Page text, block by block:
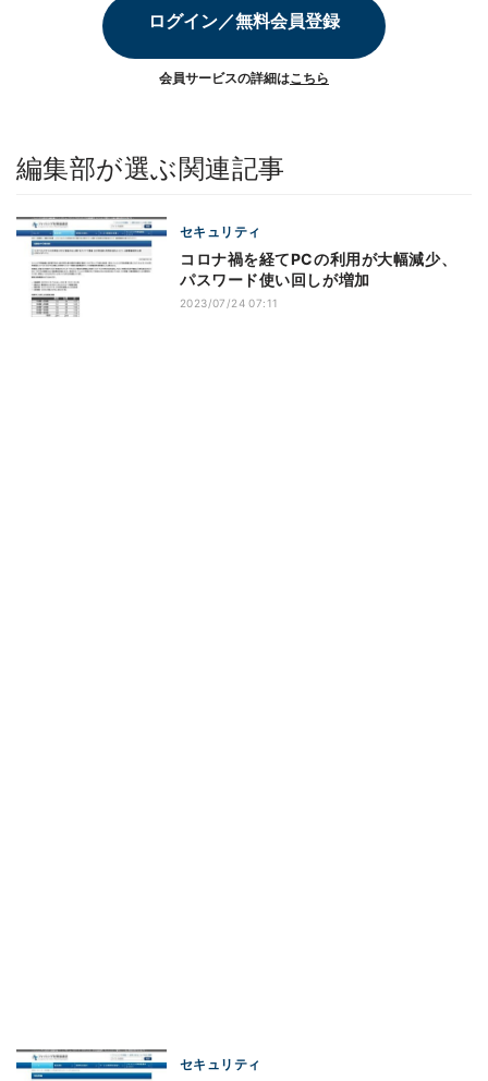
ログイン／無料会員登録
会員サービスの詳細はこちら
編集部が選ぶ関連記事
セキュリティ
コロナ禍を経てPCの利用が大幅減少、
パスワード使い回しが増加
2023/07/24 07:11
セキュリティ